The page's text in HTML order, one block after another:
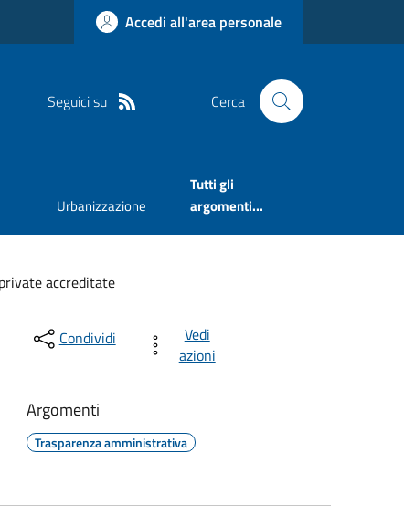
Accedi all'area personale
Seguici su Cerca
Urbanizzazione
Tutti gli
argomenti...
accreditate
Condividi
Vedi
azioni
Argomenti
Trasparenza amministrativa